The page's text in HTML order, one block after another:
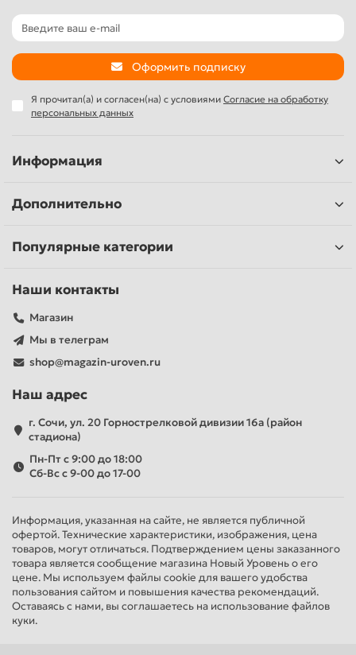
надежной работы. Одноразовые тюбики
Оформить подписку
Я прочитал(а) и согласен(на) с условиями Согласие на обработку
персональных данных
Информация
Дополнительно
Популярные категории
Наши контакты
Магазин
Мы в телеграм
shop@magazin-uroven.ru
Наш адрес
г. Сочи, ул. 20 Горнострелковой дивизии 16а (район
стадиона)
Пн-Пт с 9:00 до 18:00
Сб-Вс с 9-00 до 17-00
Информация, указанная на сайте, не является публичной
офертой. Технические характеристики, изображения, цена
товаров, могут отличаться. Подтверждением цены заказанного
товара является сообщение магазина Новый Уровень о его
цене. Мы используем файлы cookie для вашего удобства
пользования сайтом и повышения качества рекомендаций.
Оставаясь с нами, вы соглашаетесь на использование файлов
куки.